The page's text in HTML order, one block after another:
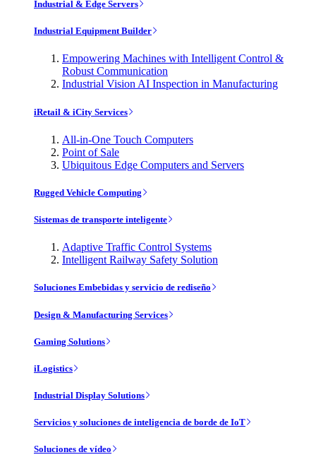
Industrial & Edge Servers
Industrial Equipment Builder
Empowering Machines with Intelligent Control &
Robust Communication
Industrial Vision AI Inspection in Manufacturing
iRetail & iCity Services
All-in-One Touch Computers
Point of Sale
Ubiquitous Edge Computers and Servers
Rugged Vehicle Computing
Sistemas de transporte inteligente
Adaptive Traffic Control Systems
Intelligent Railway Safety Solution
Soluciones Embebidas y servicio de rediseño
Design & Manufacturing Services
Gaming Solutions
iLogistics
Industrial Display Solutions
Servicios y soluciones de inteligencia de borde de IoT
Soluciones de vídeo